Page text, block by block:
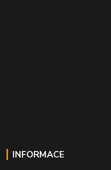
INFORMACE